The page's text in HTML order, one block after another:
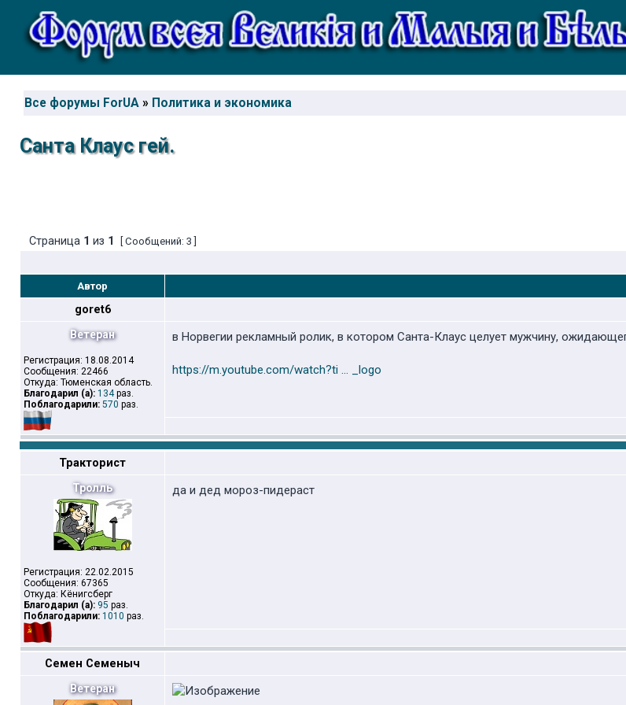
Все форумы ForUA » Политика и экономика
Санта Клаус гей.
Страница 1 из 1 [ Сообщений: 3 ]
Автор
goret6
Ветеран
Регистрация: 18.08.2014
Сообщения: 22466
Откуда: Тюменская область.
Благодарил (а): 134раз.
Поблагодарили: 570 раз.
в Норвегии рекламный ролик, в котором Санта-Клаус целует мужчину,
https://m.youtube.com/watch?ti ... _logo
Тракторист
Тролль
Регистрация: 22.02.2015
Сообщения: 67365
Откуда: Кёнигсберг
Благодарил (а): 95 раз.
Поблагодарили: 1010 раз.
да и дед мороз-пидераст
Семен Семеныч
Ветеран